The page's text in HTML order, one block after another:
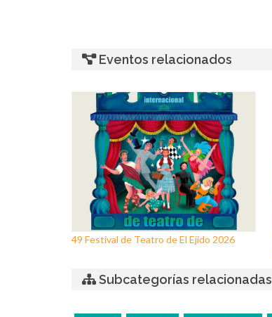
Eventos relacionados
49 Festival de Teatro de El Ejido 2026
Subcategorías relacionadas